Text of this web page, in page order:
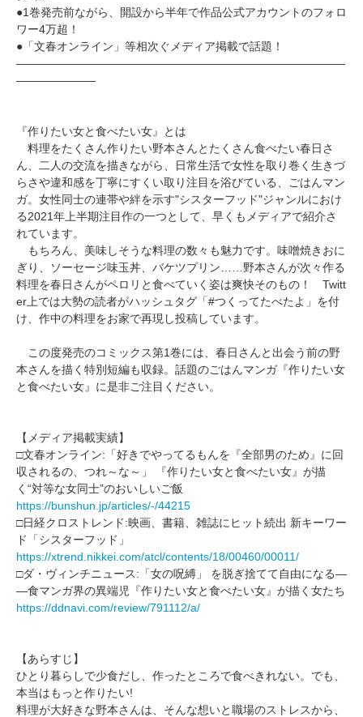
●1巻発売前ながら、開設から半年で作品公式アカウントのフォロ
ワー4万超！
●「文春オンライン」等相次ぐメディア掲載で話題！
―――――――――――――――――――――――――――――
―――――――
『作りたい女と食べたい女』とは
料理をたくさん作りたい野本さんとたくさん食べたい春日さ
ん、二人の交流を描きながら、日常生活で女性を取り巻く生きづ
らさや違和感を丁寧にすくい取り注目を浴びている、ごはんマン
ガ。女性同士の連帯や絆を示す"シスターフッド"ジャンルにおけ
る2021年上半期注目作の一つとして、早くもメディアで紹介さ
れています。
もちろん、美味しそうな料理の数々も魅力です。味噌焼きおに
ぎり、ソーセージ味玉丼、バケツプリン……野本さんが次々作る
料理を春日さんがペロリと食べていく姿は爽快そのもの！ Twitt
er上では大勢の読者がハッシュタグ「#つくってたべたよ」を付
け、作中の料理をお家で再現し投稿しています。
この度発売のコミックス第1巻には、春日さんと出会う前の野
本さんを描く特別短編も収録。話題のごはんマンガ『作りたい女
と食べたい女』に是非ご注目ください。
【メディア掲載実績】
□文春オンライン:「好きでやってるもんを『全部男のため』に回
収されるの、つれ～な～」 『作りたい女と食べたい女』が描
く“対等な女同士”のおいしいご飯
https://bunshun.jp/articles/-/44215
□日経クロストレンド:映画、書籍、雑誌にヒット続出 新キーワー
ド「シスターフッド」
https://xtrend.nikkei.com/atcl/contents/18/00460/00011/
□ダ・ヴィンチニュース:「女の呪縛」 を脱ぎ捨てて自由になる―
—食マンガ界の異端児『作りたい女と食べたい女』が描く女たち
https://ddnavi.com/review/791112/a/
【あらすじ】
ひとり暮らしで少食だし、作ったところで食べきれない。でも、
本当はもっと作りたい!
料理が大好きな野本さんは、そんな想いと職場のストレスから、